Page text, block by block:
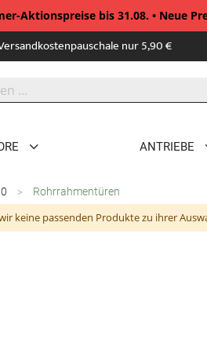
Aktionspreise bis 31.08. • Neue
nur 5,90 €
ANTRIEBE
Rohrrahmentüren
keine passenden Produkte zu ihrer